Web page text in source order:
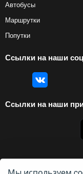
Автобусы
Маршрутки
Попутки
Ссылки на наши
Ссылки на наши
© 2012 — 2026, Biletyplus,